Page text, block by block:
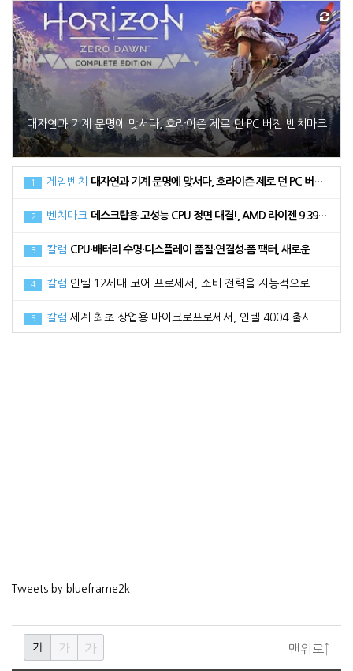
대자연과 기계 문명에 맞서다, 호라이즌 제로 던 PC 버전 벤치마크
1 게임벤치 대자연과 기계 문명에 맞서다, 호라이즌 제로 던 PC 버전 벤치마크
2 벤치마크 데스크탑용 고성능 CPU 정면 대결!, AMD 라이젠 9 3900XT vs 인텔 코어 i9 10900K
3 칼럼 CPU·배터리 수명·디스플레이 품질·연결성·폼 팩터, 새로운 노트북 구매 시 고려해야 할 5가지 요소
4 칼럼 인텔 12세대 코어 프로세서, 소비 전력을 지능적으로 활용하는 방법
5 칼럼 세계 최초 상업용 마이크로프로세서, 인텔 4004 출시 50주년
Tweets by blueframe2k
맨위로↑
가 가 가